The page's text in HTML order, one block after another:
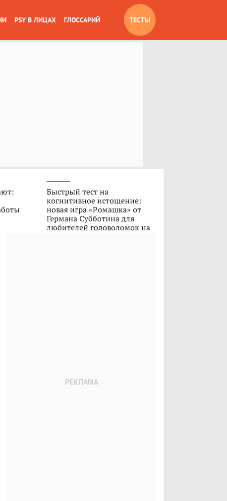
PSY В ЛИЦАХ ГЛОССАРИЙ ТЕСТЫ
Быстрый тест на
когнитивное истощение:
новая игра «Ромашка» от
Германа Субботина для
любителей головоломок на